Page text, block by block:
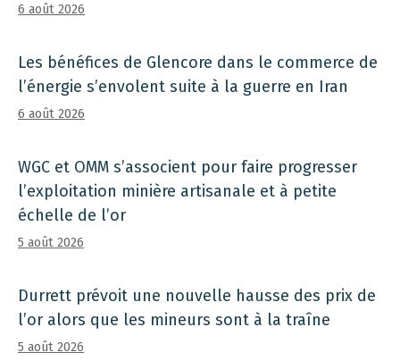
6 août 2026
Les bénéfices de Glencore dans le commerce de
l’énergie s’envolent suite à la guerre en Iran
6 août 2026
WGC et OMM s’associent pour faire progresser
l’exploitation minière artisanale et à petite
échelle de l’or
5 août 2026
Durrett prévoit une nouvelle hausse des prix de
l’or alors que les mineurs sont à la traîne
5 août 2026